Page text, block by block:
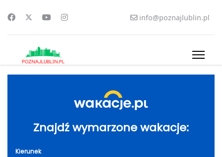
info@poznajlublin.pl
Znajdź wymarzone wakacje:
Kierunek